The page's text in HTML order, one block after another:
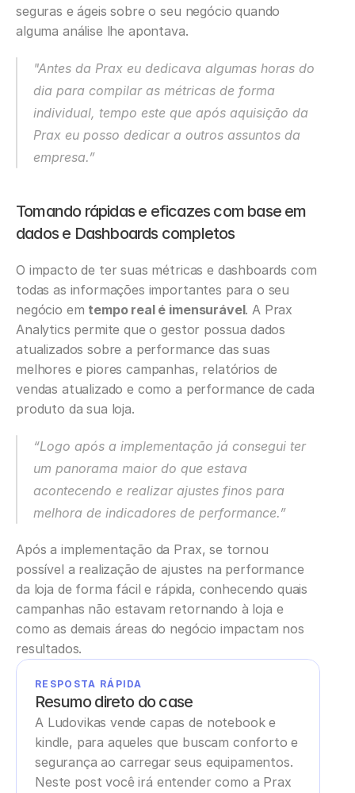
seguras e ágeis sobre o seu negócio quando
alguma análise lhe apontava.
"Antes da Prax eu dedicava algumas horas do
dia para compilar as métricas de forma
individual, tempo este que após aquisição da
Prax eu posso dedicar a outros assuntos da
empresa.”
‍Tomando rápidas e eficazes com base em
dados e Dashboards completos
O impacto de ter suas métricas e dashboards com
todas as informações importantes para o seu
negócio em tempo real é imensurável. A Prax
Analytics permite que o gestor possua dados
atualizados sobre a performance das suas
melhores e piores campanhas, relatórios de
vendas atualizado e como a performance de cada
produto da sua loja.
“Logo após a implementação já consegui ter
um panorama maior do que estava
acontecendo e realizar ajustes finos para
melhora de indicadores de performance.”
Após a implementação da Prax, se tornou
possível a realização de ajustes na performance
da loja de forma fácil e rápida, conhecendo quais
campanhas não estavam retornando à loja e
como as demais áreas do negócio impactam nos
resultados.
RESPOSTA RÁPIDA
Resumo direto do case
A Ludovikas vende capas de notebook e
kindle, para aqueles que buscam conforto e
segurança ao carregar seus equipamentos.
Neste post você irá entender como a Prax